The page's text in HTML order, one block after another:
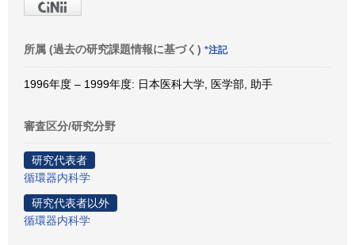
所属 (過去の研究課題情報に基づく) *注記
1996年度 – 1999年度: 日本医科大学, 医学部, 助手
審査区分/研究分野
研究代表者
循環器内科学
研究代表者以外
循環器内科学